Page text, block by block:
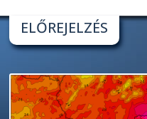
ELŐREJELZÉS